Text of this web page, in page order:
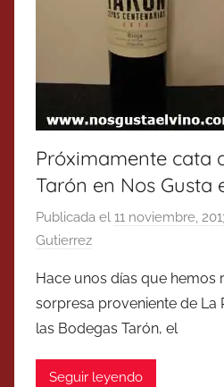
Próximamente cata
Tarón en Nos Gusta
Publicada el 11 noviembre,
Gutierrez
Hace unos días que hemos
sorpresa proveniente de La
las Bodegas Tarón, el
Seguir leyendo